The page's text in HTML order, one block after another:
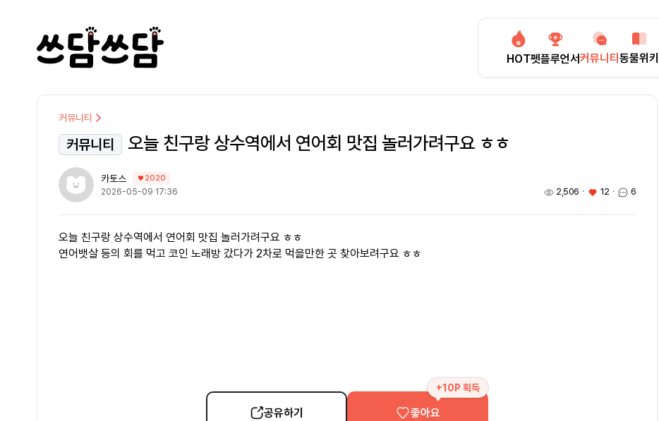
HOT펫플루언서커뮤니티 동물위키
커뮤니티
커뮤니티 오늘 친구랑 상수역에서 연어회 맛집 놀러가려구요 ㅎㅎ
카토스 2020
2026-05-09 17:36 2,506 ㆍ 12 ㆍ 6
오늘 친구랑 상수역에서 연어회 맛집 놀러가려구요 ㅎㅎ
연어뱃살 등의 회를 먹고 코인 노래방 갔다가 2차로 먹을만한 곳 찾아보려구요 ㅎㅎ
공유하기
+10P 획득
좋아요